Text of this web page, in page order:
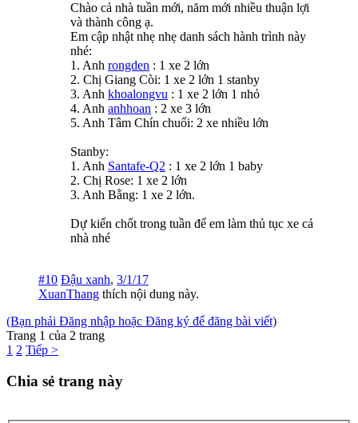
Chào cả nhà tuần mới, năm mới nhiều thuận lợi
và thành công ạ.
Em cập nhật nhẹ nhẹ danh sách hành trình này
nhé:
1. Anh rongden : 1 xe 2 lớn
2. Chị Giang Còi: 1 xe 2 lớn 1 stanby
3. Anh khoalongvu : 1 xe 2 lớn 1 nhỏ
4. Anh anhhoan : 2 xe 3 lớn
5. Anh Tâm Chín chuối: 2 xe nhiều lớn
Stanby:
1. Anh Santafe-Q2 : 1 xe 2 lớn 1 baby
2. Chị Rose: 1 xe 2 lớn
3. Anh Bằng: 1 xe 2 lớn.
Dự kiến chốt trong tuần để em làm thủ tục xe cả
nhà nhé
#10 Đậu xanh, 3/1/17
XuanThang thích nội dung này.
(Bạn phải Đăng nhập hoặc Đăng ký để đăng bài viết)
Trang 1 của 2 trang
1 2 Tiếp >
Chia sẻ trang này